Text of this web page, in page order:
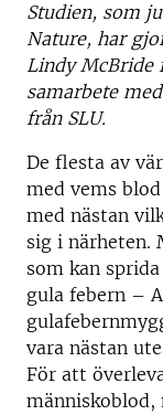
Studien, som
Nature, har
Lindy McBride
samarbete
från SLU.
De flesta av
med vems
med nästan
sig i närheten.
som kan
gula febern –
vara nästan
För att